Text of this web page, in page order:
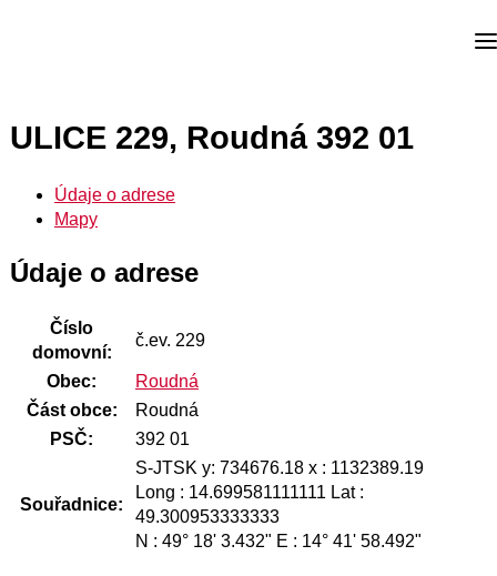
ULICE 229, Roudná 392 01
Údaje o adrese
Mapy
Údaje o adrese
Číslo
domovní:
č.ev. 229
Obec:
Roudná
Část obce:
Roudná
PSČ:
392 01
Souřadnice:
S-JTSK y: 734676.18 x : 1132389.19
Long : 14.699581111111 Lat :
49.300953333333
N : 49° 18' 3.432" E : 14° 41' 58.492"